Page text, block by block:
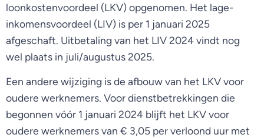
loonkostenvoordeel (LKV) opgenomen. Het lage-
inkomensvoordeel (LIV) is per 1 januari 2025
afgeschaft. Uitbetaling van het LIV 2024 vindt nog
wel plaats in juli/augustus 2025.
Een andere wijziging is de afbouw van het LKV voor
oudere werknemers. Voor dienstbetrekkingen die
begonnen vóór 1 januari 2024 blijft het LKV voor
oudere werknemers van € 3,05 per verloond uur met